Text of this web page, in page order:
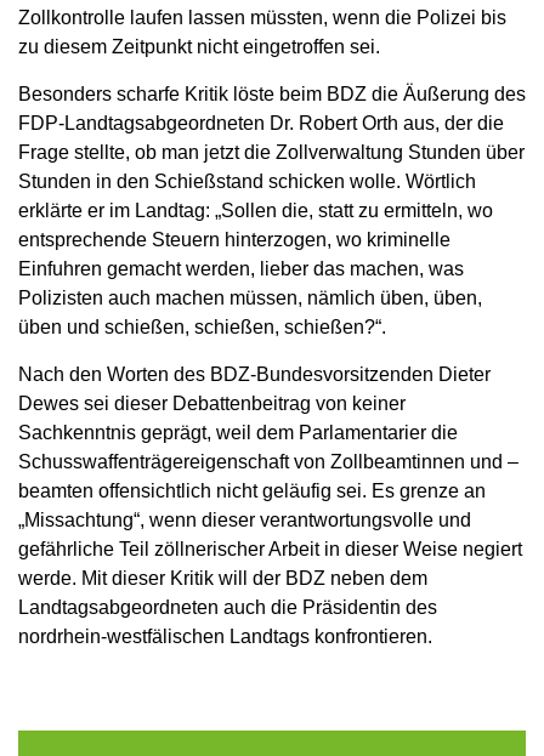
Zollkontrolle laufen lassen müssten, wenn die Polizei bis
zu diesem Zeitpunkt nicht eingetroffen sei.
Besonders scharfe Kritik löste beim BDZ die Äußerung des
FDP-Landtagsabgeordneten Dr. Robert Orth aus, der die
Frage stellte, ob man jetzt die Zollverwaltung Stunden über
Stunden in den Schießstand schicken wolle. Wörtlich
erklärte er im Landtag: „Sollen die, statt zu ermitteln, wo
entsprechende Steuern hinterzogen, wo kriminelle
Einfuhren gemacht werden, lieber das machen, was
Polizisten auch machen müssen, nämlich üben, üben,
üben und schießen, schießen, schießen?“.
Nach den Worten des BDZ-Bundesvorsitzenden Dieter
Dewes sei dieser Debattenbeitrag von keiner
Sachkenntnis geprägt, weil dem Parlamentarier die
Schusswaffenträgereigenschaft von Zollbeamtinnen und –
beamten offensichtlich nicht geläufig sei. Es grenze an
„Missachtung“, wenn dieser verantwortungsvolle und
gefährliche Teil zöllnerischer Arbeit in dieser Weise negiert
werde. Mit dieser Kritik will der BDZ neben dem
Landtagsabgeordneten auch die Präsidentin des
nordrhein-westfälischen Landtags konfrontieren.